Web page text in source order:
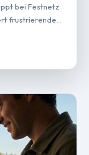
bei Festnetz
frustrierende